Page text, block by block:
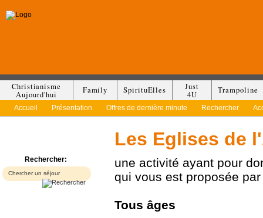
Christianisme
Aujourd'hui
Family SpirituElles
Just
4U
Trampoline
Accueil Présentation Offres de dernière minute Rechercher
Rechercher:
Les Eglises de
une activité ayant pour
qui vous est proposée
Tous âges